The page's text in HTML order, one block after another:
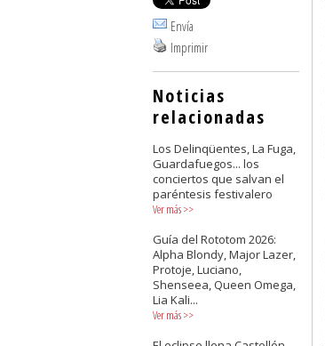
Envía
Imprimir
Noticias
relacionadas
Los Delinqüentes, La Fuga,
Guardafuegos... los
conciertos que salvan el
paréntesis festivalero
Ver más>>
Guía del Rototom 2026:
Alpha Blondy, Major Lazer,
Protoje, Luciano,
Shenseea, Queen Omega,
Lia Kali...
Ver más>>